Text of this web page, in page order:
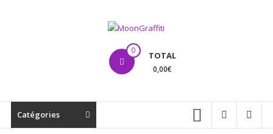
MoonGraffiti 0 TOTAL
0,00€
Catégories